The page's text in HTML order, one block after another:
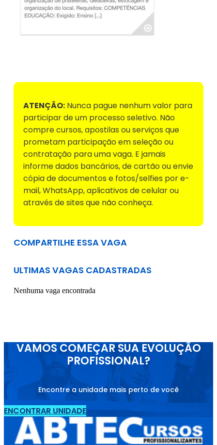
ATENÇÃO: Nunca pague nenhum valor para
participar de um processo seletivo. Não
compre cursos, apostilas ou serviços que
prometam participação em seleção ou
contratação para uma vaga. E jamais
informe dados bancários, de cartão ou envie
cópia de documentos e fotos/selfies por e-
mail, WhatsApp, aplicativos de celular ou
através de sites que não conheça.
COMPARTILHE ESSA VAGA
ULTIMAS VAGAS CADASTRADAS
Nenhuma vaga encontrada
VAMOS COMEÇAR SUA EVOLUÇÃO
PROFISSIONAL?
Encontre a unidade mais perto de você
ENCONTRAR UNIDADE